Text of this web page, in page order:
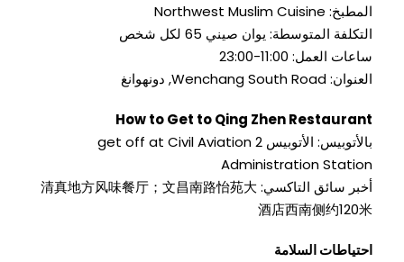
المطبخ: Northwest Muslim Cuisine
التكلفة المتوسطة: يوان صيني 65 لكل شخص
ساعات العمل: 11:00-23:00
العنوان:Wenchang South Road, دونهوانغ
How to Get to Qing Zhen Restaurant
بالأتوبيس: الأتوبيس 2
get off at Civil Aviation
Administration Station
أخبر سائق التاكسي:
清真地方风味餐厅 ； 文昌南路怡苑大
酒店西南侧约120米
احتياطات السلامة